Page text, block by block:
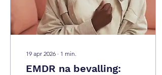
19 apr 2026 ∙ 1 min.
EMDR na bevalling: